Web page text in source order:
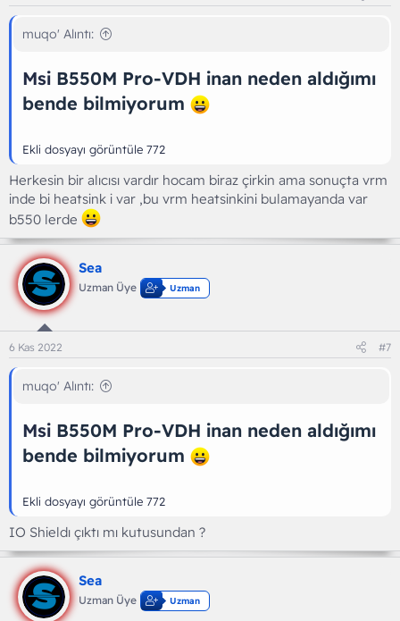
muqo' Alıntı:
Msi B550M Pro-VDH inan neden aldığımı
bende bilmiyorum
Ekli dosyayı görüntüle 772
Herkesin bir alıcısı vardır hocam biraz çirkin ama sonuçta vrm
inde bi heatsink i var ,bu vrm heatsinkini bulamayanda var
b550 lerde
Sea
Uzman Üye Uzman
6 Kas 2022 #7
muqo' Alıntı:
Msi B550M Pro-VDH inan neden aldığımı
bende bilmiyorum
Ekli dosyayı görüntüle 772
IO Shieldı çıktı mı kutusundan ?
Sea
Uzman Üye Uzman